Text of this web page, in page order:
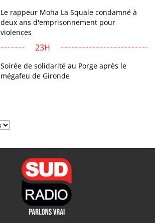
Le rappeur Moha La Squale condamné à
deux ans d'emprisonnement pour
violences
23H
Soirée de solidarité au Porge après le
mégafeu de Gironde